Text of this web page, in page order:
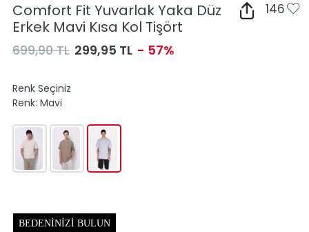
Comfort Fit Yuvarlak Yaka Düz
Erkek Mavi Kısa Kol Tişört
146
699,90 TL 299,95 TL - 57%
Renk Seçiniz
Renk: Mavi
BEDENINIZI BULUN